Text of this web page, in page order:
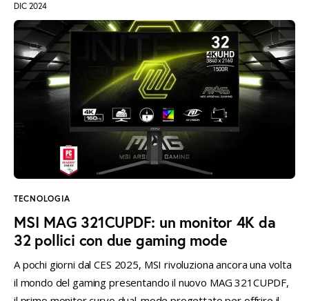
DIC 2024
TECNOLOGIA
MSI MAG 321CUPDF: un monitor 4K da
32 pollici con due gaming mode
A pochi giorni dal CES 2025, MSI rivoluziona ancora una volta
il mondo del gaming presentando il nuovo MAG 321CUPDF,